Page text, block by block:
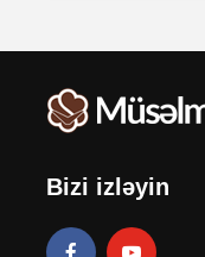
Bizi izləyin